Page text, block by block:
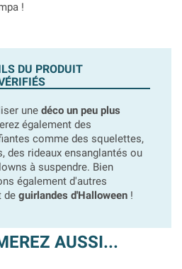
!
DU PRODUIT
une déco un peu plus
également des
comme des squelettes,
des rideaux ensanglantés ou
à suspendre. Bien
également d'autres
de guirlandes d'Halloween !
AUSSI...